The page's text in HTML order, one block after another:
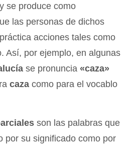
se produce como
las personas de dichos
acciones tales como
Así, por ejemplo, en algunas
se pronuncia «caza»
caza como para el vocablo
son las palabras que
por su significado como por